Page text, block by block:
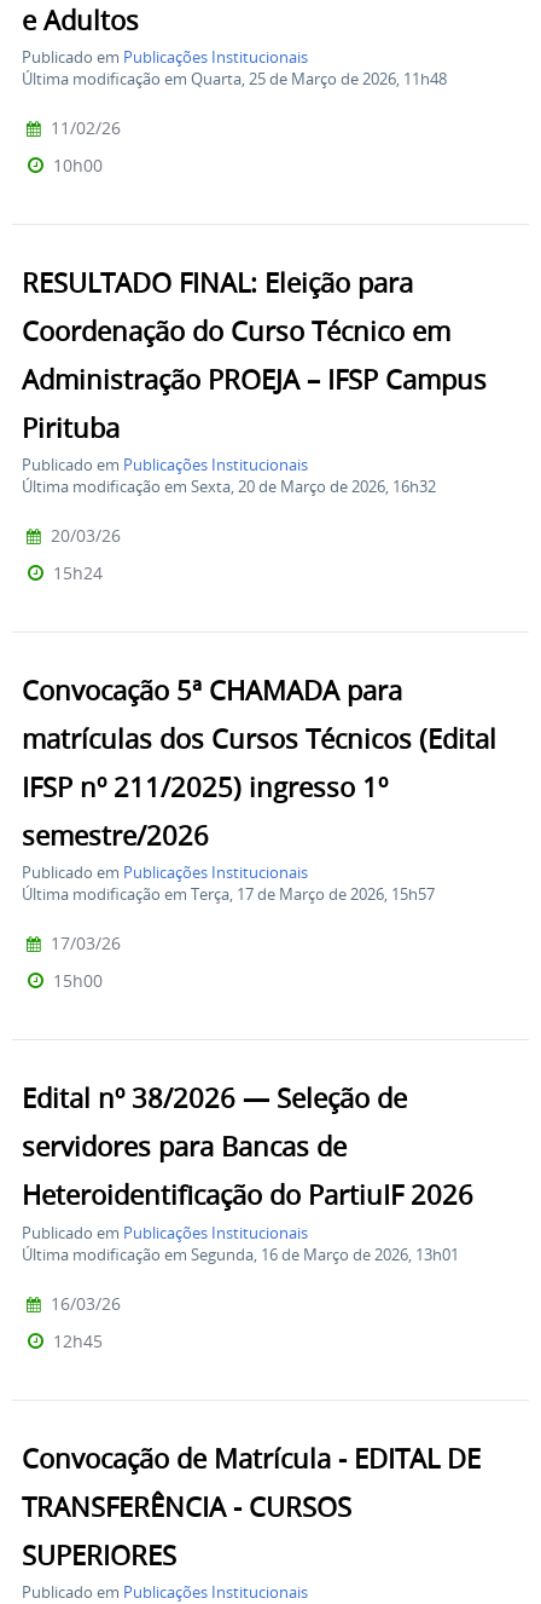
e Adultos
Publicado em Publicações Institucionais
Última modificação em Quarta, 25 de Março de 2026, 11h48
11/02/26
10h00
RESULTADO FINAL: Eleição para
Coordenação do Curso Técnico em
Administração PROEJA – IFSP Campus
Pirituba
Publicado em Publicações Institucionais
Última modificação em Sexta, 20 de Março de 2026, 16h32
20/03/26
15h24
Convocação 5ª CHAMADA para
matrículas dos Cursos Técnicos (Edital
IFSP nº 211/2025) ingresso 1º
semestre/2026
Publicado em Publicações Institucionais
Última modificação em Terça, 17 de Março de 2026, 15h57
17/03/26
15h00
Edital nº 38/2026 — Seleção de
servidores para Bancas de
Heteroidentificação do PartiuIF 2026
Publicado em Publicações Institucionais
Última modificação em Segunda, 16 de Março de 2026, 13h01
16/03/26
12h45
Convocação de Matrícula - EDITAL DE
TRANSFERÊNCIA - CURSOS
SUPERIORES
Publicado em Publicações Institucionais